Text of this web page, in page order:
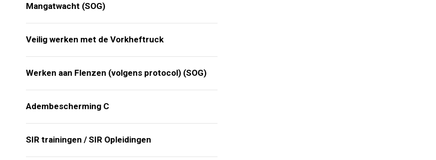
Mangatwacht (SOG)
Veilig werken met de Vorkheftruck
Werken aan Flenzen (volgens protocol) (SOG)
Adembescherming C
SIR trainingen / SIR Opleidingen